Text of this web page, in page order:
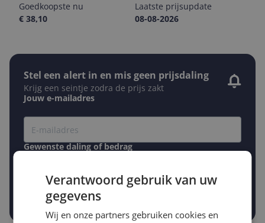
Goedkoopste nu
€ 38,10
Laatste prijsupdate
08-08-2026
Stel een alert in en mis geen prijsdaling
Krijg een seintje zodra de prijs zakt
Jouw e-mailadres
Gewenste daling of bedrag
Prijsalert aanzetten
Verantwoord gebruik van uw
gegevens
Wij en onze partners gebruiken cookies en